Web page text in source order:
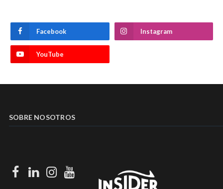
Facebook Instagram
YouTube
SOBRE NOSOTROS
Facebook
LinkedIn
Instagram
Youtube